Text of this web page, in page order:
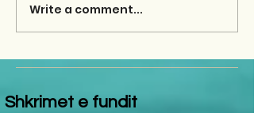
Write a comment...
Shkrimet e fundit